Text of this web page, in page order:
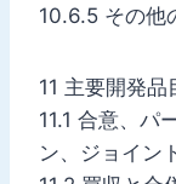
10.6.5 その他
11 主要開発品
11.1 合意、パ
ン、ジョイン